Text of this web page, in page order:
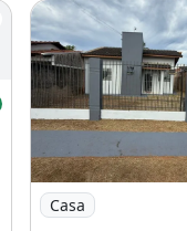
em NOVA MUTUM -
Imagem: CASA
Casa